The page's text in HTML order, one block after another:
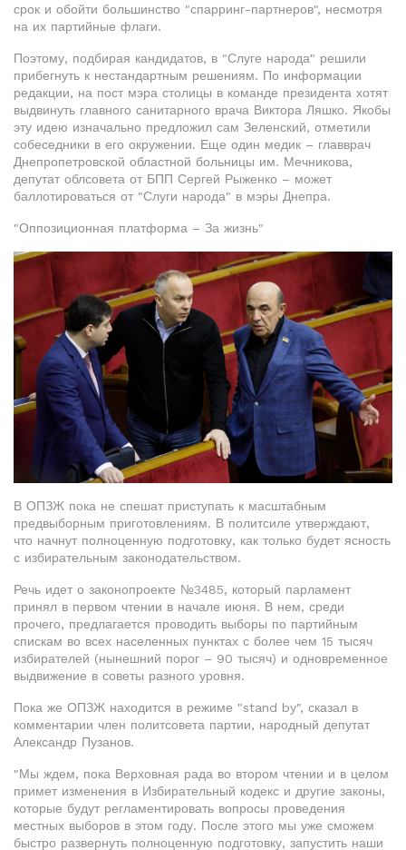
срок и обойти большинство "спарринг-партнеров", несмотря
на их партийные флаги.
Поэтому, подбирая кандидатов, в "Слуге народа" решили
прибегнуть к нестандартным решениям. По информации
редакции, на пост мэра столицы в команде президента хотят
выдвинуть главного санитарного врача Виктора Ляшко. Якобы
эту идею изначально предложил сам Зеленский, отметили
собеседники в его окружении. Еще один медик – главврач
Днепропетровской областной больницы им. Мечникова,
депутат облсовета от БПП Сергей Рыженко – может
баллотироваться от "Слуги народа" в мэры Днепра.
"Оппозиционная платформа – За жизнь"
В ОПЗЖ пока не спешат приступать к масштабным
предвыборным приготовлениям. В политсиле утверждают,
что начнут полноценную подготовку, как только будет ясность
с избирательным законодательством.
Речь идет о законопроекте №3485, который парламент
принял в первом чтении в начале июня. В нем, среди
прочего, предлагается проводить выборы по партийным
спискам во всех населенных пунктах с более чем 15 тысяч
избирателей (нынешний порог – 90 тысяч) и одновременное
выдвижение в советы разного уровня.
Пока же ОПЗЖ находится в режиме "stand by", сказал в
комментарии член политсовета партии, народный депутат
Александр Пузанов.
"Мы ждем, пока Верховная рада во втором чтении и в целом
примет изменения в Избирательный кодекс и другие законы,
которые будут регламентировать вопросы проведения
местных выборов в этом году. После этого мы уже сможем
быстро развернуть полноценную подготовку, запустить наши